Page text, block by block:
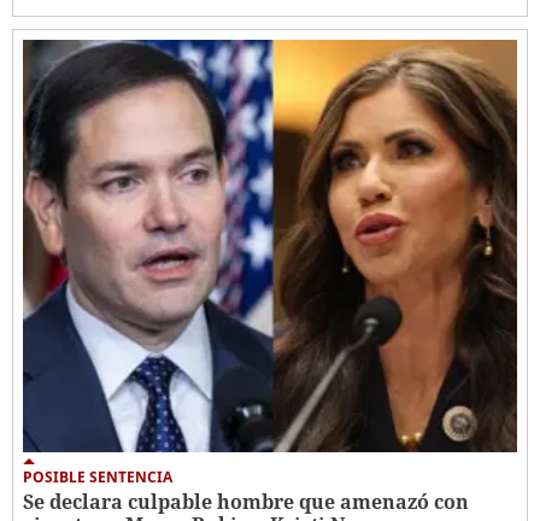
POSIBLE SENTENCIA
Se declara culpable hombre que amenazó con